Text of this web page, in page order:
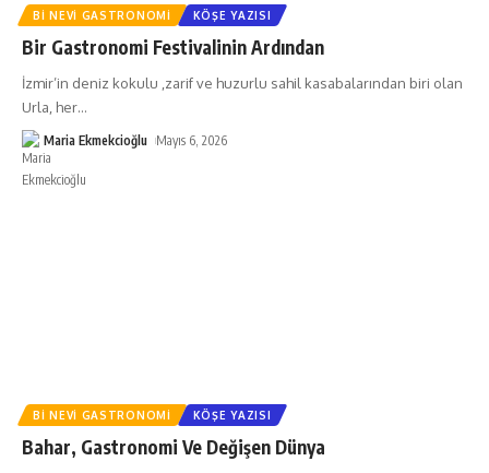
BI NEVI GASTRONOMI KÖŞE YAZISI
Bir Gastronomi Festivalinin Ardından
İzmir’in deniz kokulu ,zarif ve huzurlu sahil kasabalarından biri olan
Urla, her…
Maria Ekmekcioğlu Mayıs 6, 2026
BI NEVI GASTRONOMI KÖŞE YAZISI
Bahar, Gastronomi Ve Değişen Dünya